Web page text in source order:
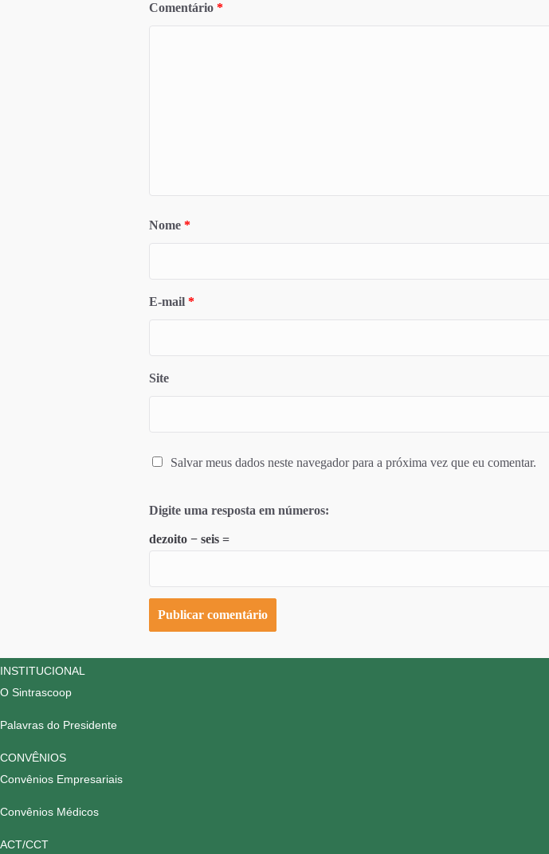
Comentário *
Nome *
E-mail *
Site
Salvar meus dados neste navegador para a próxima vez que eu comentar.
Digite uma resposta em números:
dezoito − seis =
INSTITUCIONAL
O Sintrascoop
Palavras do Presidente
CONVÊNIOS
Convênios Empresariais
Convênios Médicos
ACT/CCT